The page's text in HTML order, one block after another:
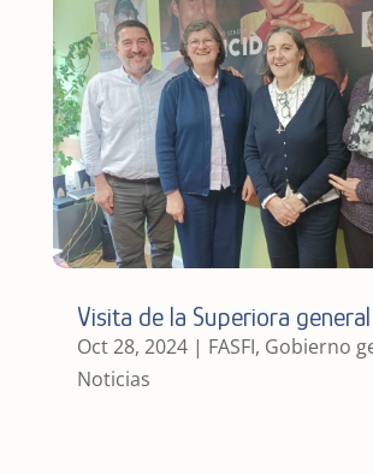
Visita de la Superiora general
Oct 28, 2024| FASFI, Gobierno
Noticias